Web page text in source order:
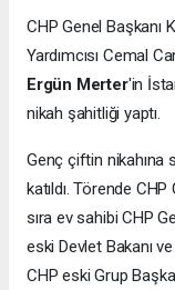
CHP Genel Başkanı
Yardımcısı Cemal
Ergün Merter'in
nikah şahitliği yaptı.
Genç çiftin nikahına
katıldı. Törende
sıra ev sahibi CHP
eski Devlet Bakanı
CHP eski Grup